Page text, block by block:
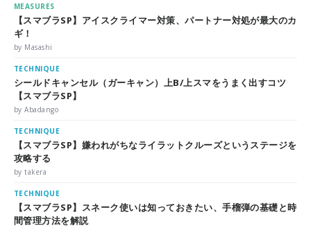
MEASURES
【スマブラSP】アイスクライマー対策、パートナー対処が最大のカ
ギ！
by Masashi
TECHNIQUE
シールドキャンセル（ガーキャン）上B/上スマをうまく出すコツ
【スマブラSP】
by Abadango
TECHNIQUE
【スマブラSP】嫌われがちなライラットクルーズというステージを
攻略する
by takera
TECHNIQUE
【スマブラSP】スネーク使いは知っておきたい、手榴弾の基礎と時
間管理方法を解説